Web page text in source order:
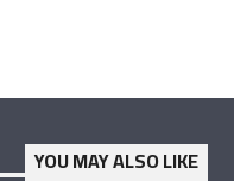
YOU MAY ALSO LIKE